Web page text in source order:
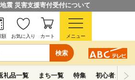
震 災害支援寄付受付について
検索
額 お気に入り カート メニュー
礼品一覧 まち一覧 特集 初心者ガイド